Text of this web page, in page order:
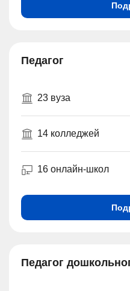
Педагог
23 вуза
14 колледжей
16 онлайн-школ
Педагог